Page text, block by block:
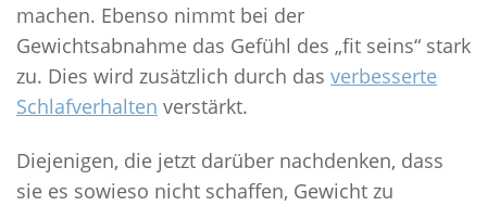
machen. Ebenso nimmt bei der
Gewichtsabnahme das Gefühl des „fit seins“ stark
zu. Dies wird zusätzlich durch das verbesserte
Schlafverhalten verstärkt.
Diejenigen, die jetzt darüber nachdenken, dass
sie es sowieso nicht schaffen, Gewicht zu